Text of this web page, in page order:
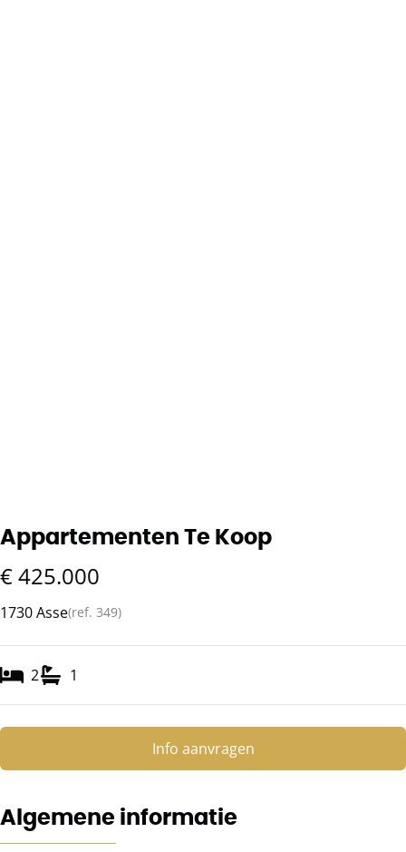
Appartementen Te Koop
€ 425.000
1730 Asse(ref. 349)
2 1
Info aanvragen
Algemene informatie